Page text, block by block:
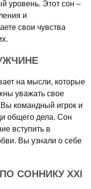
уровень. Этот сон –
и
свои чувства
на мысли, которые
уважать свое
командный игрок и
общего дела. Сон
вступить в
Вы узнали о себе
СОННИКУ XXI